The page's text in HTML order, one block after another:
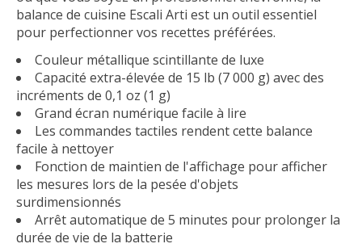
balance de cuisine Escali Arti est un outil essentiel
pour perfectionner vos recettes préférées.
Couleur métallique scintillante de luxe
Capacité extra-élevée de 15 lb (7 000 g) avec des
incréments de 0,1 oz (1 g)
Grand écran numérique facile à lire
Les commandes tactiles rendent cette balance
facile à nettoyer
Fonction de maintien de l'affichage pour afficher
les mesures lors de la pesée d'objets
surdimensionnés
Arrêt automatique de 5 minutes pour prolonger la
durée de vie de la batterie